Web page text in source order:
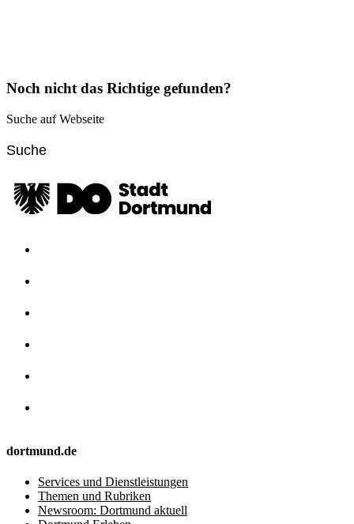
Noch nicht das Richtige gefunden?
Suche auf Webseite
dortmund.de
Services und Dienstleistungen
Themen und Rubriken
Newsroom: Dortmund aktuell